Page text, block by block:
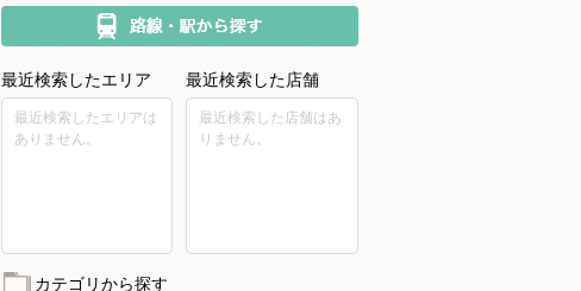
最近検索したエリア
最近検索したエリアは
ありません。
最近検索した店舗
最近検索した店舗はあ
りません。
カテゴリから探す